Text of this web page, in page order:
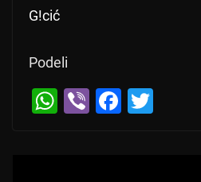
G!cić
Podeli
W Vi F
Opljačkana džamija u
Next →